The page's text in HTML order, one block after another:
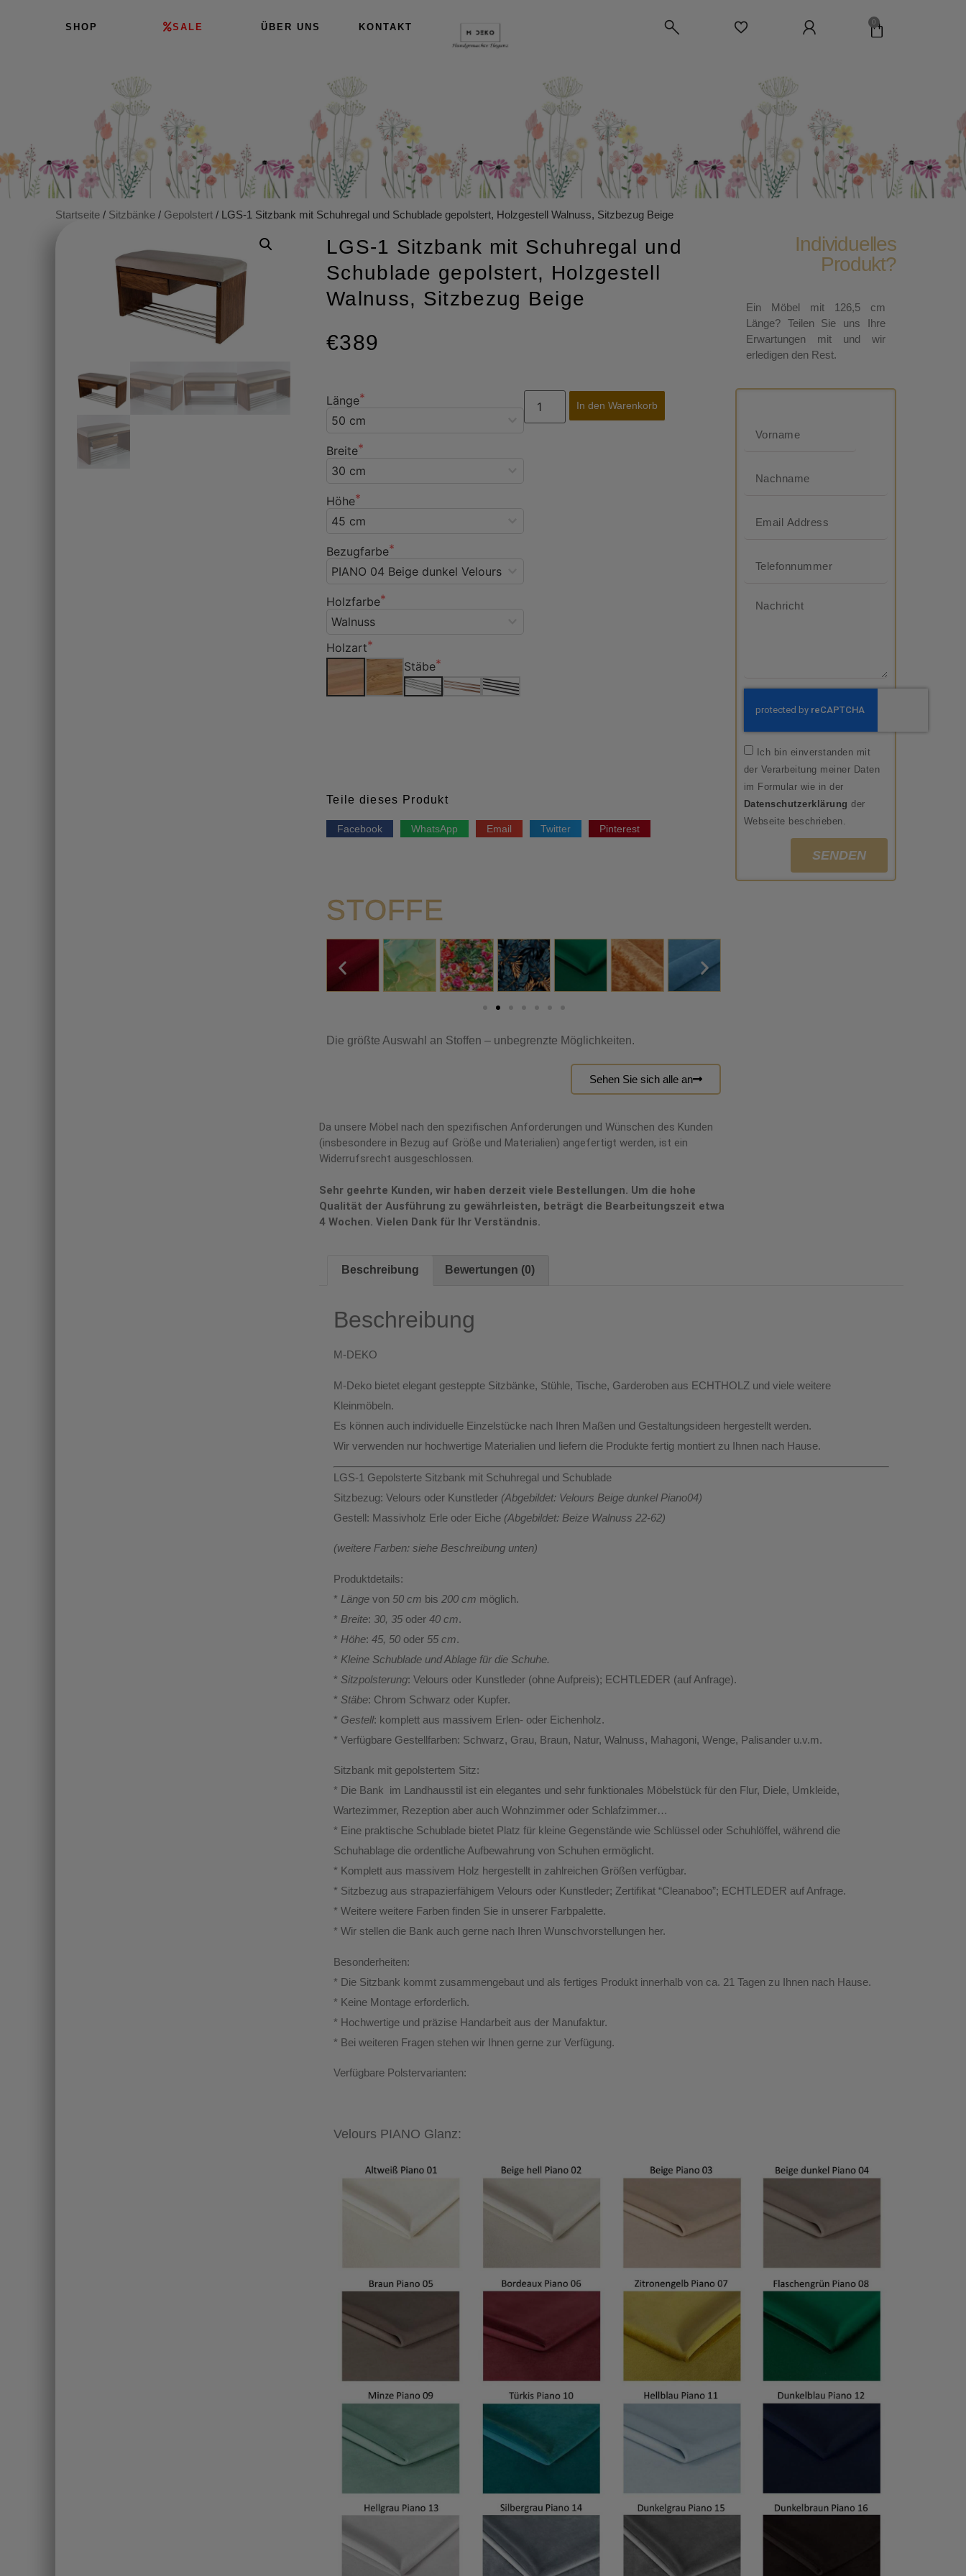
SHOP SALE ÜBER UNS KONTAKT 0
Startseite / Sitzbänke / Gepolstert / LGS-1 Sitzbank mit Schuhregal und Schublade gepolstert, Holzgestell Walnuss, Sitzbezug Beige
LGS-1 Sitzbank mit Schuhregal und
Schublade gepolstert, Holzgestell
Walnuss, Sitzbezug Beige
€389
Länge
Breite
Höhe
Bezugfarbe
Holzfarbe
Holzart
Stäbe
In den Warenkorb
Teile dieses Produkt
Facebook WhatsApp Email Twitter Pinterest
Individuelles
Produkt?
Ein Möbel mit 126,5 cm
Länge? Teilen Sie uns Ihre
Erwartungen mit und wir
erledigen den Rest.
Ich bin einverstanden mit
der Verarbeitung meiner Daten
im Formular wie in der
Datenschutzerklärung der
Webseite beschrieben.
SENDEN
STOFFE
Die größte Auswahl an Stoffen – unbegrenzte Möglichkeiten.
Sehen Sie sich alle an
Da unsere Möbel nach den spezifischen Anforderungen und Wünschen des Kunden
(insbesondere in Bezug auf Größe und Materialien) angefertigt werden, ist ein
Widerrufsrecht ausgeschlossen.
Sehr geehrte Kunden, wir haben derzeit viele Bestellungen. Um die hohe
Qualität der Ausführung zu gewährleisten, beträgt die Bearbeitungszeit etwa
4 Wochen. Vielen Dank für Ihr Verständnis.
Beschreibung Bewertungen (0)
Beschreibung
M-DEKO
M-Deko bietet elegant gesteppte Sitzbänke, Stühle, Tische, Garderoben aus ECHTHOLZ und viele weitere
Kleinmöbeln.
Es können auch individuelle Einzelstücke nach Ihren Maßen und Gestaltungsideen hergestellt werden.
Wir verwenden nur hochwertige Materialien und liefern die Produktefertig montiert zu Ihnen nach Hause.
LGS-1 Gepolsterte Sitzbank mit Schuhregal und Schublade
Sitzbezug:Velours oder Kunstleder (Abgebildet: Velours Beige dunkel Piano04)
Gestell: Massivholz Erle oder Eiche (Abgebildet: Beize Walnuss 22-62)
(weitere Farben: siehe Beschreibung unten)
Produktdetails:
* Länge von50 cm bis 200 cm möglich.
* Breite: 30, 35 oder40 cm.
* Höhe:45, 50 oder55 cm.
* Kleine Schublade und Ablage für die Schuhe.
* Sitzpolsterung: Velours oder Kunstleder (ohne Aufpreis); ECHTLEDER (auf Anfrage).
* Stäbe: Chrom Schwarz oder Kupfer.
* Gestell: komplett aus massivem Erlen- oder Eichenholz.
* Verfügbare Gestellfarben: Schwarz, Grau, Braun, Natur, Walnuss, Mahagoni, Wenge, Palisander u.v.m.
Sitzbank mit gepolstertem Sitz:
* Die Bank im Landhausstil ist ein elegantes und sehr funktionales Möbelstück für den Flur, Diele, Umkleide,
Wartezimmer, Rezeption aber auch Wohnzimmer oder Schlafzimmer…
* Eine praktische Schublade bietet Platz für kleine Gegenstände wie Schlüssel oder Schuhlöffel, während die
Schuhablage die ordentliche Aufbewahrung von Schuhen ermöglicht.
* Komplett aus massivem Holz hergestellt in zahlreichen Größen verfügbar.
* Sitzbezug aus strapazierfähigem Velours oder Kunstleder; Zertifikat “Cleanaboo”; ECHTLEDER auf Anfrage.
* Weitere weitere Farben finden Sie in unserer Farbpalette.
* Wir stellen die Bank auch gerne nach Ihren Wunschvorstellungen her.
Besonderheiten:
* Die Sitzbank kommt zusammengebaut und als fertiges Produkt innerhalb von ca. 21 Tagen zu Ihnen nach Hause.
* Keine Montage erforderlich.
* Hochwertige und präzise Handarbeit aus der Manufaktur.
* Bei weiteren Fragen stehen wir Ihnen gerne zur Verfügung.
Verfügbare Polstervarianten:
Velours PIANO Glanz: